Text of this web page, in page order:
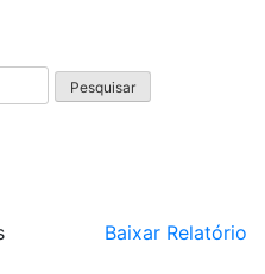
Baixar Relatório